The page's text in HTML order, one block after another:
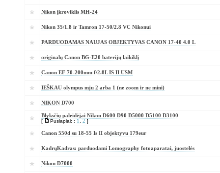
Nikon įkroviklis MH-24
Nikon 35/1.8 ir Tamron 17-50/2.8 VC Nikonui
PARDUODAMAS NAUJAS OBJEKTYVAS CANON 17-40 4.0 L
originalų Canon BG-E20 baterijų laikiklį
Canon EF 70-200mm f/2.8L IS II USM
IEŠKAU olympus mju 2 arba 1 (ne zoom ir ne mini)
NIKON D700
Blyksčių paleidėjai Nikon D600 D90 D5000 D5100 D3100
[
Puslapiai: : 1 2 ]
Canon 550d su 18-55 Is II objektyvu 179eur
KadrųKadras: parduodami Lomography fotoaparatai, juostelės
Nikon D7000